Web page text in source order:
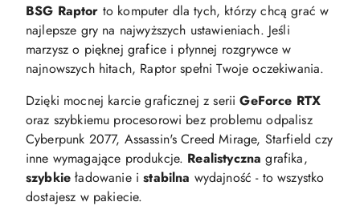
BSG Raptor to komputer dla tych, którzy chcą grać w
najlepsze gry na najwyższych ustawieniach. Jeśli
marzysz o pięknej grafice i płynnej rozgrywce w
najnowszych hitach, Raptor spełni Twoje oczekiwania.
Dzięki mocnej karcie graficznej z seriiGeForce RTX
oraz szybkiemu procesorowi bez problemu odpalisz
Cyberpunk 2077, Assassin's Creed Mirage, Starfield czy
inne wymagające produkcje. Realistyczna grafika,
szybkie ładowanie istabilna wydajność - to wszystko
dostajesz w pakiecie.